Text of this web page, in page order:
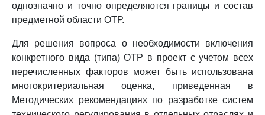
однозначно и точно определяются границы и состав
предметной области ОТР.
Для решения вопроса о необходимости включения
конкретного вида (типа) ОТР в проект с учетом всех
перечисленных факторов может быть использована
многокритериальная оценка, приведенная в
Методических рекомендациях по разработке систем